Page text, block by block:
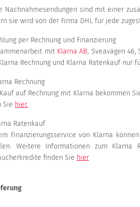
Nachnahmesendungen sind mit einer
sie wird von der Firma DHL für jede
per Rechnung und Finanzierung
mit Klarna AB, Sveavägen
Rechnung und Klarna Ratenkauf nur
Rechnung
auf Rechnung mit Klarna bekommen
Sie hier.
Ratenkauf
Finanzierungsservice von Klarna
Weitere Informationen zum Klarna
finden Sie hier